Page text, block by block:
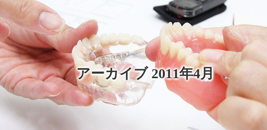
アーカイブ 2011年4月